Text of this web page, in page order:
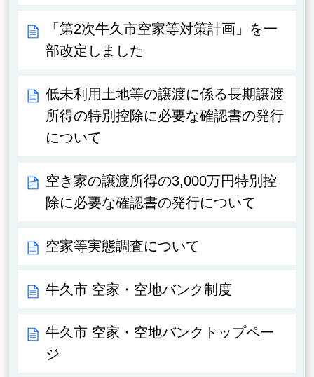
「第2次牛久市空家等対策計画」を一
部改定しました
低未利用土地等の譲渡に係る長期譲渡
所得の特別控除に必要な確認書の発行
について
空き家の譲渡所得の3,000万円特別控
除に必要な確認書の発行について
空家等実態調査について
牛久市 空家・空地バンク制度
牛久市 空家・空地バンクトップペー
ジ